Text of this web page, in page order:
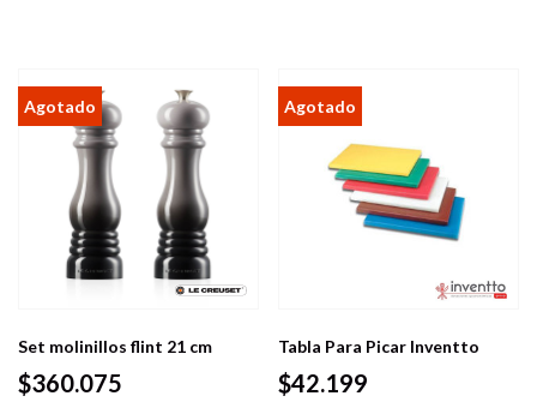
Set molinillos flint 21 cm
$360.075
Tabla Para Picar Inventto
$42.199